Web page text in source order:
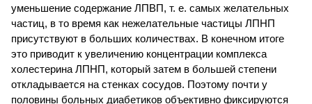
уменьшение содержание ЛПВП, т. е. самых желательных
частиц, в то время как нежелательные частицы ЛПНП
присутствуют в больших количествах. В конечном итоге
это приводит к увеличению концентрации комплекса
холестерина ЛПНП, который затем в большей степени
откладывается на стенках сосудов. Поэтому почти у
половины больных диабетиков объективно фиксируются